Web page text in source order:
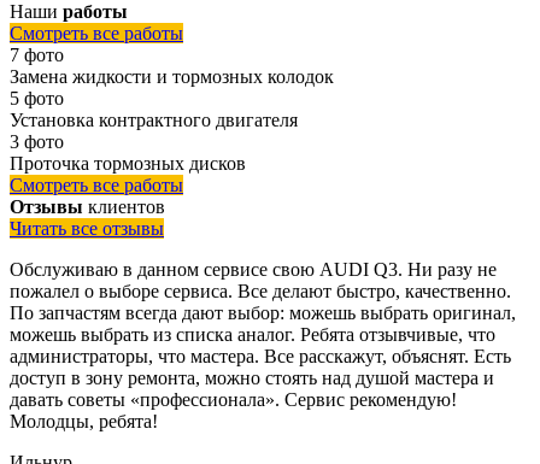
Наши работы
Смотреть все работы
7 фото
Замена жидкости и тормозных колодок
5 фото
Установка контрактного двигателя
3 фото
Проточка тормозных дисков
Смотреть все работы
Отзывы клиентов
Читать все отзывы
Обслуживаю в данном сервисе свою AUDI Q3. Ни разу не
пожалел о выборе сервиса. Все делают быстро, качественно.
По запчастям всегда дают выбор: можешь выбрать оригинал,
можешь выбрать из списка аналог. Ребята отзывчивые, что
администраторы, что мастера. Все расскажут, объяснят. Есть
доступ в зону ремонта, можно стоять над душой мастера и
давать советы «профессионала». Сервис рекомендую!
Молодцы, ребята!